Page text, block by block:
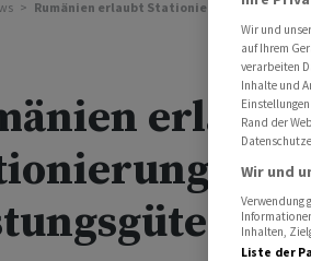
Rumänien erlaubt Stationierung von mehr
erlaubt
von
Wir und
auf Ihrem
verarbeiten
Inhalte und
Rand der
Wir und
Verwendung
Inhalten,
Liste der